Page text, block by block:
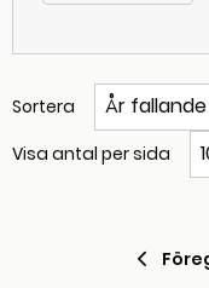
Sortera
Visa antal per sida